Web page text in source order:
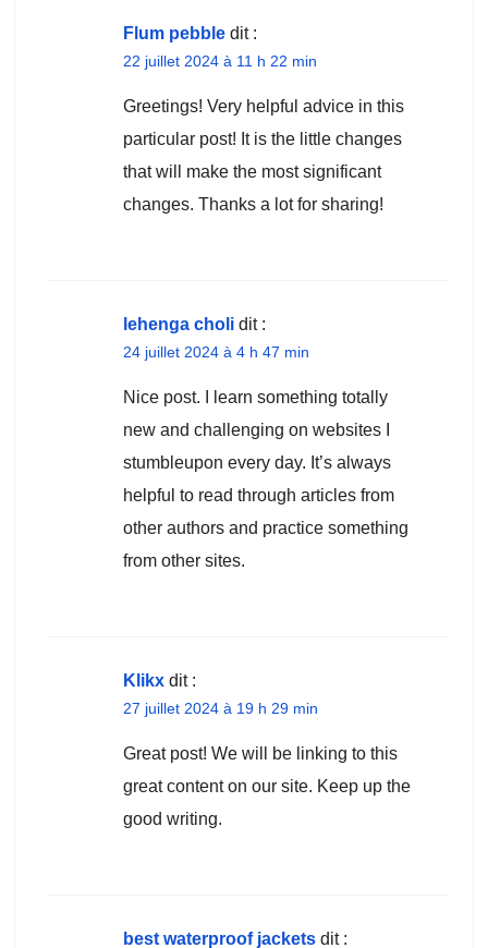
Flum pebble dit :
22 juillet 2024 à 11 h 22 min
Greetings! Very helpful advice in this
particular post! It is the little changes
that will make the most significant
changes. Thanks a lot for sharing!
lehenga choli dit :
24 juillet 2024 à 4 h 47 min
Nice post. I learn something totally
new and challenging on websites I
stumbleupon every day. It’s always
helpful to read through articles from
other authors and practice something
from other sites.
Klikx dit :
27 juillet 2024 à 19 h 29 min
Great post! We will be linking to this
great content on our site. Keep up the
good writing.
best waterproof jackets dit :